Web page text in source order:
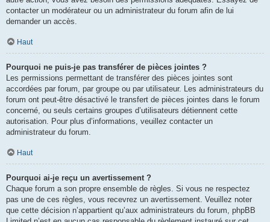
contacter un modérateur ou un administrateur du forum afin de lui
demander un accès.
Haut
Pourquoi ne puis-je pas transférer de pièces jointes ?
Les permissions permettant de transférer des pièces jointes sont
accordées par forum, par groupe ou par utilisateur. Les administrateurs du
forum ont peut-être désactivé le transfert de pièces jointes dans le forum
concerné, ou seuls certains groupes d’utilisateurs détiennent cette
autorisation. Pour plus d’informations, veuillez contacter un
administrateur du forum.
Haut
Pourquoi ai-je reçu un avertissement ?
Chaque forum a son propre ensemble de règles. Si vous ne respectez
pas une de ces règles, vous recevrez un avertissement. Veuillez noter
que cette décision n’appartient qu’aux administrateurs du forum, phpBB